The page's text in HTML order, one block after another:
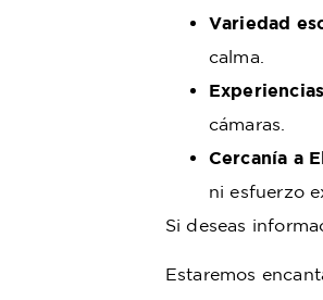
Variedad
calma.
cámaras.
Cercanía a
ni esfuerzo
Si deseas
Estaremos